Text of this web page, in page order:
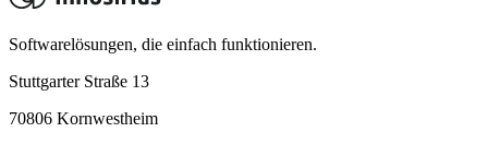
Softwarelösungen, die einfach funktionieren.
Stuttgarter Straße 13
70806 Kornwestheim